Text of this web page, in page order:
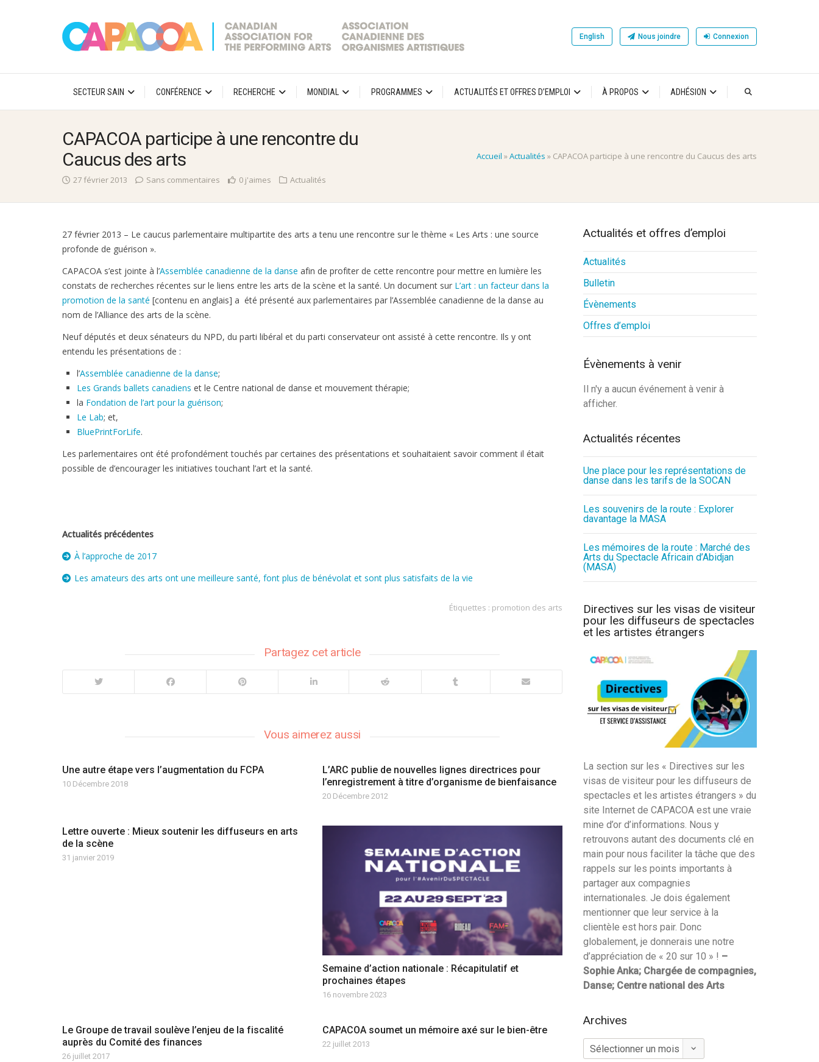
English Nous joindre Connexion
SECTEUR SAIN CONFÉRENCE RECHERCHE MONDIAL PROGRAMMES ACTUALITÉS ET OFFRES D’EMPLOI À PROPOS ADHÉSION
Accueil »Actualités » CAPACOA participe à une rencontre du Caucus des arts
CAPACOA participe à une rencontre du
Caucus des arts
27 février 2013 Sans commentaires 0 j'aimes Actualités
27 février 2013 – Le caucus parlementaire multipartite des arts a tenu une rencontre sur le thème « Les Arts : une source
profonde de guérison ».
CAPACOA s’est jointe à l’Assemblée canadienne de la danse afin de profiter de cette rencontre pour mettre en lumière les
constats de recherches récentes sur le liens entre les arts de la scène et la santé. Un document sur L’art : un facteur dans la
promotion de la santé [contenu en anglais] a été présenté aux parlementaires par l’Assemblée canadienne de la danse au
nom de l’Alliance des arts de la scène.
Neuf députés et deux sénateurs du NPD, du parti libéral et du parti conservateur ont assisté à cette rencontre. Ils y ont
entendu les présentations de :
l’Assemblée canadienne de la danse;
Les Grands ballets canadiens et le Centre national de danse et mouvement thérapie;
la Fondation de l’art pour la guérison;
Le Lab; et,
BluePrintForLife.
Les parlementaires ont été profondément touchés par certaines des présentations et souhaitaient savoir comment il était
possible de d’encourager les initiatives touchant l’art et la santé.
Actualités précédentes
À l’approche de 2017
Les amateurs des arts ont une meilleure santé, font plus de bénévolat et sont plus satisfaits de la vie
Étiquettes : promotion des arts
Partagez cet article
Vous aimerez aussi
Une autre étape vers l’augmentation du FCPA
10 Décembre 2018
L’ARC publie de nouvelles lignes directrices pour
l’enregistrement à titre d’organisme de bienfaisance
20 Décembre 2012
Lettre ouverte : Mieux soutenir les diffuseurs en arts
de la scène
31 janvier 2019
Semaine d’action nationale : Récapitulatif et
prochaines étapes
16 novembre 2023
Le Groupe de travail soulève l’enjeu de la fiscalité
auprès du Comité des finances
26 juillet 2017
CAPACOA soumet un mémoire axé sur le bien-être
22 juillet 2013
Actualités et offres d’emploi
Actualités
Bulletin
Évènements
Offres d’emploi
Évènements à venir
Il n'y a aucun événement à venir à
afficher.
Actualités récentes
Une place pour les représentations de
danse dans les tarifs de la SOCAN
Les souvenirs de la route : Explorer
davantage la MASA
Les mémoires de la route : Marché des
Arts du Spectacle Africain d’Abidjan
(MASA)
Directives sur les visas de visiteur
pour les diffuseurs de spectacles
et les artistes étrangers
La section sur les « Directives sur les
visas de visiteur pour les diffuseurs de
spectacles et les artistes étrangers » du
site Internet de CAPACOA est une vraie
mine d’or d’informations. Nous y
retrouvons autant des documents clé en
main pour nous faciliter la tâche que des
rappels sur les points importants à
partager aux compagnies
internationales. Je dois également
mentionner que leur service à la
clientèle est hors pair. Donc
globalement, je donnerais une notre
d’appréciation de « 20 sur 10 » ! –
Sophie Anka; Chargée de compagnies,
Danse; Centre national des Arts
Archives
Archives